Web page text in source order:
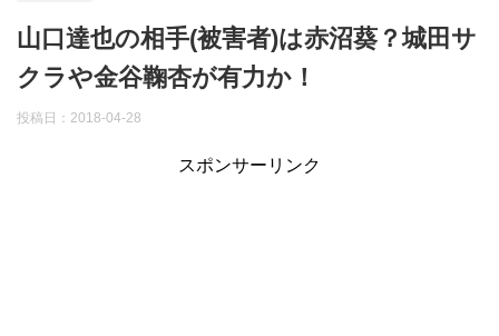
山口達也の相手(被害者)は赤沼葵？城田サ
クラや金谷鞠杏が有力か！
投稿日： 2018-04-28
スポンサーリンク